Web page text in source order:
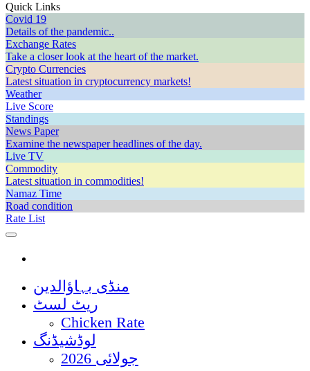
Quick Links
Covid 19
Details of the pandemic..
Exchange Rates
Take a closer look at the heart of the market.
Crypto Currencies
Latest situation in cryptocurrency markets!
Weather
Live Score
Standings
News Paper
Examine the newspaper headlines of the day.
Live TV
Commodity
Latest situation in commodities!
Namaz Time
Road condition
Rate List
منڈی بہاؤالدین
ریٹ لسٹ
Chicken Rate
لوڈشیڈنگ
جولائی 2026